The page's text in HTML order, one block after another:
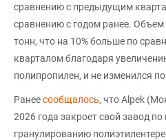
сравнению с предыдущим
сравнению с годом ранее.
тонн, что на 10% больше по
кварталом благодаря
полипропилен, и не изменился
Ранеесообщалось, что Alpek
2026 года закроет свой завод по
гранулированию